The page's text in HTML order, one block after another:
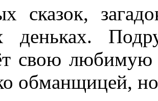
сказок,
деньках.
свою любимую
обманщицей,